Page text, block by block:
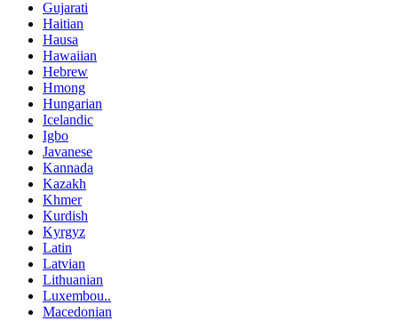
Gujarati
Haitian
Hausa
Hawaiian
Hebrew
Hmong
Hungarian
Icelandic
Igbo
Javanese
Kannada
Kazakh
Khmer
Kurdish
Kyrgyz
Latin
Latvian
Lithuanian
Luxembou..
Macedonian